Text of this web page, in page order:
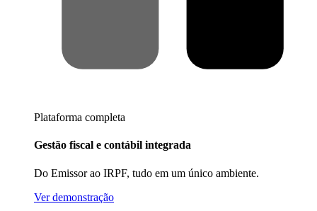
Plataforma completa
Gestão fiscal e contábil integrada
Do Emissor ao IRPF, tudo em um único ambiente.
Ver demonstração